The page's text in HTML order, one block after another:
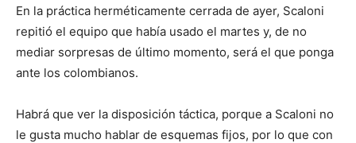
En la práctica herméticamente cerrada de ayer, Scaloni
repitió el equipo que había usado el martes y, de no
mediar sorpresas de último momento, será el que ponga
ante los colombianos.
Habrá que ver la disposición táctica, porque a Scaloni no
le gusta mucho hablar de esquemas fijos, por lo que con